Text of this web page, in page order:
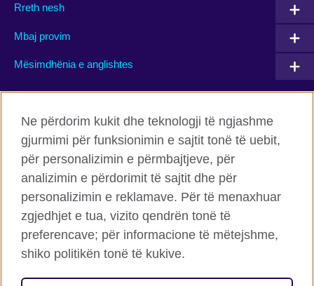
Rreth nesh
Mbaj provim
Mësimdhënia e anglishtes
Facebook Twitter
Flickr TikTok
Këshilli Britanik Globalisht
Privatësia dhe termet
Cookies
Ne përdorim kukit dhe teknologji të ngjashme
gjurmimi për funksionimin e sajtit tonë të uebit,
për personalizimin e përmbajtjeve, për
analizimin e përdorimit të sajtit dhe për
personalizimin e reklamave. Për të menaxhuar
zgjedhjet e tua, vizito qendrën tonë të
preferencave; për informacione të mëtejshme,
shiko politikën tonë të kukive.